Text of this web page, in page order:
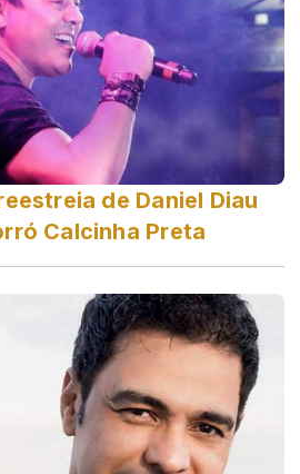
de Daniel Diau
Calcinha Preta